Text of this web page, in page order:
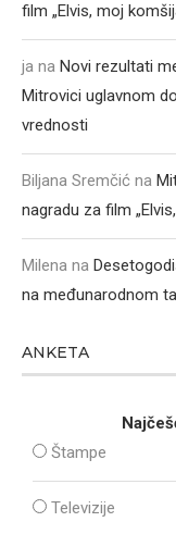
film „Elvis, moj
ja na Novi rezultati
Mitrovici uglavnom
vrednosti
Biljana Sremčić na
nagradu za film
Milena na
na međunarodnom
ANKETA
Štampe
Televizije